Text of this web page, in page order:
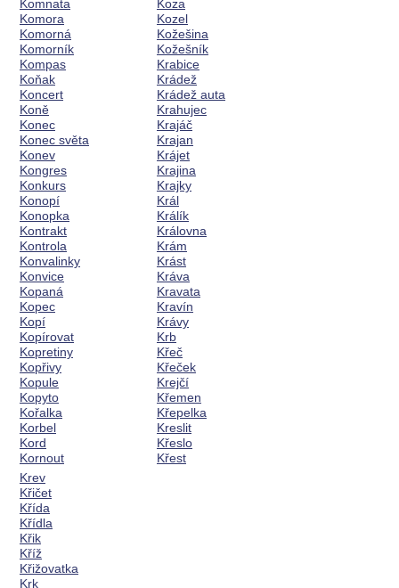
Komnata
Komora
Komorná
Komorník
Kompas
Koňak
Koncert
Koně
Konec
Konec světa
Konev
Kongres
Konkurs
Konopí
Konopka
Kontrakt
Kontrola
Konvalinky
Konvice
Kopaná
Kopec
Kopí
Kopírovat
Kopretiny
Kopřivy
Kopule
Kopyto
Kořalka
Korbel
Kord
Kornout
Koza
Kozel
Kožešina
Kožešník
Krabice
Krádež
Krádež auta
Krahujec
Krajáč
Krajan
Krájet
Krajina
Krajky
Král
Králík
Královna
Krám
Krást
Kráva
Kravata
Kravín
Krávy
Krb
Křeč
Křeček
Krejčí
Křemen
Křepelka
Kreslit
Křeslo
Křest
Krev
Křičet
Křída
Křídla
Křik
Kříž
Křižovatka
Krk